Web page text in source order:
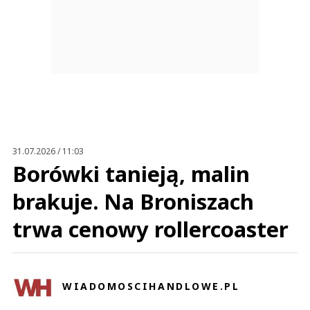
31.07.2026 / 11:03
Borówki tanieją, malin
brakuje. Na Broniszach
trwa cenowy rollercoaster
WIADOMOSCIHANDLOWE.PL